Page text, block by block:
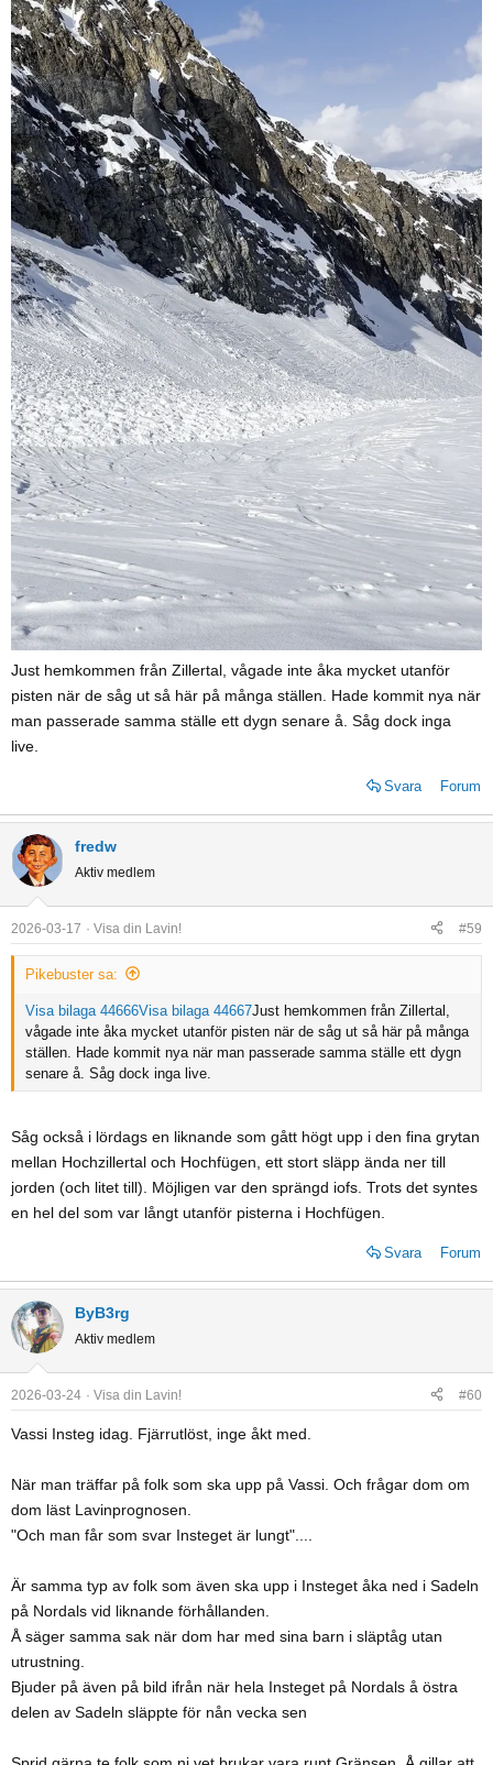
Just hemkommen från Zillertal, vågade inte åka mycket utanför
pisten när de såg ut så här på många ställen. Hade kommit nya när
man passerade samma ställe ett dygn senare å. Såg dock inga
live.
Svara Forum
fredw
Aktiv medlem
2026-03-17 Visa din Lavin! #59
Pikebuster sa:
Visa bilaga 44666Visa bilaga 44667Just hemkommen från Zillertal,
vågade inte åka mycket utanför pisten när de såg ut så här på många
ställen. Hade kommit nya när man passerade samma ställe ett dygn
senare å. Såg dock inga live.
Såg också i lördags en liknande som gått högt upp i den fina grytan
mellan Hochzillertal och Hochfügen, ett stort släpp ända ner till
jorden (och litet till). Möjligen var den sprängd iofs. Trots det syntes
en hel del som var långt utanför pisterna i Hochfügen.
Svara Forum
ByB3rg
Aktiv medlem
2026-03-24 Visa din Lavin! #60
Vassi Insteg idag. Fjärrutlöst, inge åkt med.
När man träffar på folk som ska upp på Vassi. Och frågar dom om
dom läst Lavinprognosen.
"Och man får som svar Insteget är lungt"....
Är samma typ av folk som även ska upp i Insteget åka ned i Sadeln
på Nordals vid liknande förhållanden.
Å säger samma sak när dom har med sina barn i släptåg utan
utrustning.
Bjuder på även på bild ifrån när hela Insteget på Nordals å östra
delen av Sadeln släppte för nån vecka sen